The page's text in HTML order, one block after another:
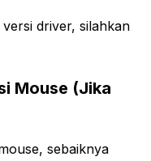
driver, silahkan
Mouse (Jika
sebaiknya